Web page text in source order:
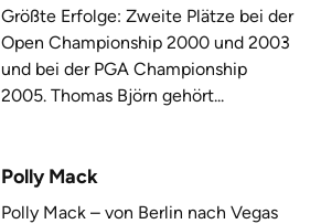
Größte Erfolge: Zweite Plätze bei der
Open Championship 2000 und 2003
und bei der PGA Championship
2005. Thomas Björn gehört...
Polly Mack
Polly Mack – von Berlin nach Vegas